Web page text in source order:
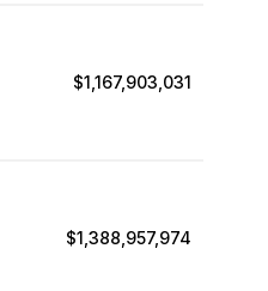
$1,167,903,031
$1,388,957,974